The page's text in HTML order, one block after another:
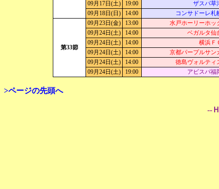
09月17日(土) 19:00
ザスパ草
09月18日(日)
14:00 コンサドーレ札
第33節
09月23日(金) 13:00
水戸ホーリーホッ
09月24日(土)
14:00
ベガルタ仙
09月24日(土)
14:00
横浜Ｆ
09月24日(土)
14:00
京都パープルサン
09月24日(土)
14:00
徳島ヴォルティ
09月24日(土)
19:00 アビスパ福
>ページの先頭へ
--